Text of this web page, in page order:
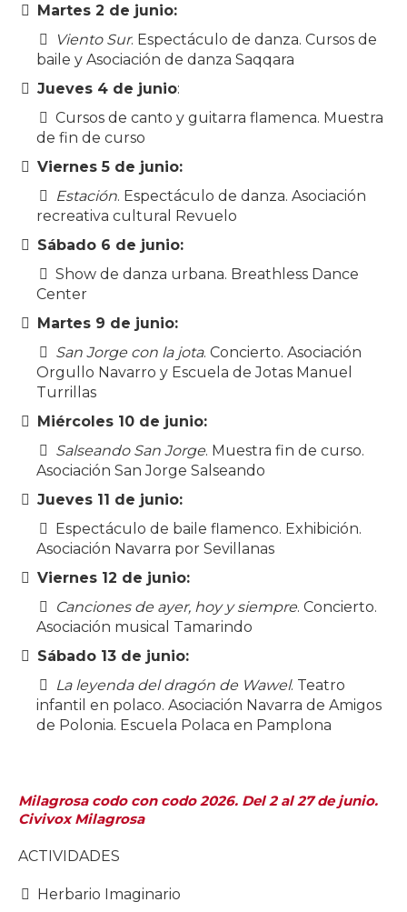
Martes 2 de junio:
Viento Sur. Espectáculo de danza. Cursos de
baile y Asociación de danza Saqqara
Jueves 4 de junio:
Cursos de canto y guitarra flamenca. Muestra
de fin de curso
Viernes 5 de junio:
Estación. Espectáculo de danza. Asociación
recreativa cultural Revuelo
Sábado 6 de junio:
Show de danza urbana. Breathless Dance
Center
Martes 9 de junio:
San Jorge con la jota. Concierto. Asociación
Orgullo Navarro y Escuela de Jotas Manuel
Turrillas
Miércoles 10 de junio:
Salseando San Jorge. Muestra fin de curso.
Asociación San Jorge Salseando
Jueves 11 de junio:
Espectáculo de baile flamenco. Exhibición.
Asociación Navarra por Sevillanas
Viernes 12 de junio:
Canciones de ayer, hoy y siempre. Concierto.
Asociación musical Tamarindo
Sábado 13 de junio:
La leyenda del dragón de Wawel. Teatro
infantil en polaco. Asociación Navarra de Amigos
de Polonia. Escuela Polaca en Pamplona
Milagrosa codo con codo 2026. Del 2 al 27 de junio.
Civivox Milagrosa
ACTIVIDADES
Herbario Imaginario